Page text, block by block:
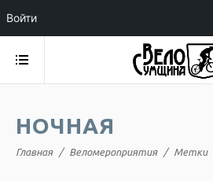
НОЧНАЯ
Главная Веломероприятия Метки
Войти